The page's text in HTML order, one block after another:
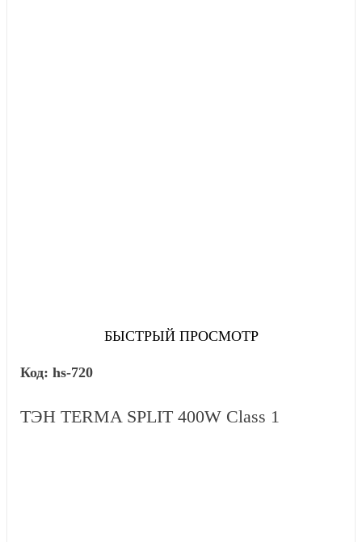
БЫСТРЫЙ ПРОСМОТР
hs-720
ТЭН TERMA SPLIT 400W Class 1